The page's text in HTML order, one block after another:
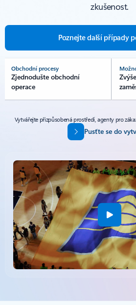
zkušenost.
Poznejte další případy
Obchodní procesy
Zjednodušte obchodní
operace
Vytvářejte přizpůsobená prostředí, agenty pro
Pusťte se do